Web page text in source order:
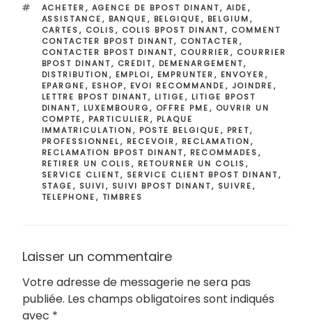
ÉTIQUETTES
ACHETER, AGENCE DE BPOST DINANT, AIDE,
ASSISTANCE, BANQUE, BELGIQUE, BELGIUM,
CARTES, COLIS, COLIS BPOST DINANT, COMMENT
CONTACTER BPOST DINANT, CONTACTER,
CONTACTER BPOST DINANT, COURRIER, COURRIER
BPOST DINANT, CREDIT, DEMENARGEMENT,
DISTRIBUTION, EMPLOI, EMPRUNTER, ENVOYER,
EPARGNE, ESHOP, EVOI RECOMMANDE, JOINDRE,
LETTRE BPOST DINANT, LITIGE, LITIGE BPOST
DINANT, LUXEMBOURG, OFFRE PME, OUVRIR UN
COMPTE, PARTICULIER, PLAQUE
IMMATRICULATION, POSTE BELGIQUE, PRET,
PROFESSIONNEL, RECEVOIR, RECLAMATION,
RECLAMATION BPOST DINANT, RECOMMADES,
RETIRER UN COLIS, RETOURNER UN COLIS,
SERVICE CLIENT, SERVICE CLIENT BPOST DINANT,
STAGE, SUIVI, SUIVI BPOST DINANT, SUIVRE,
TELEPHONE, TIMBRES
Laisser un commentaire
Votre adresse de messagerie ne sera pas
publiée. Les champs obligatoires sont indiqués
avec *